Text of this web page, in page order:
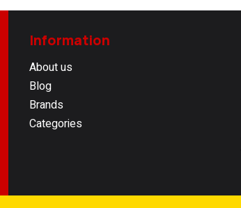
Information
About us
Blog
Brands
Categories